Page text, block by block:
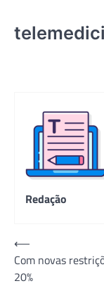
Redação
Navegação
de
Post
⟵
Com novas
20%